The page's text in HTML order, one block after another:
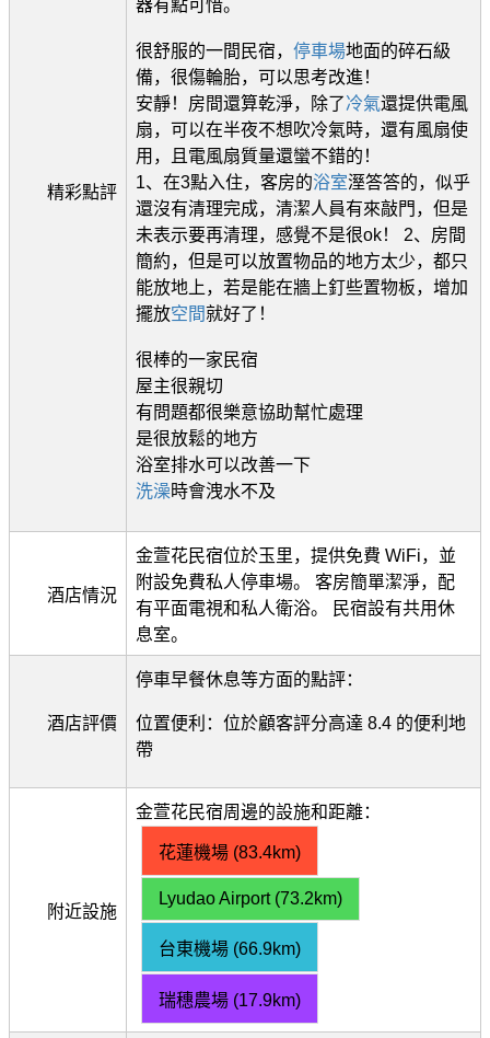
精彩點評
器有點可惜。
很舒服的一間民宿， 停車場地面的碎石級
備，很傷輪胎，可以思考改進！
安靜！房間還算乾淨，除了冷氣還提供電風
扇，可以在半夜不想吹冷氣時，還有風扇使
用，且電風扇質量還蠻不錯的！
1、在3點入住，客房的浴室溼答答的，似乎
還沒有清理完成，清潔人員有來敲門，但是
未表示要再清理，感覺不是很ok！ 2、房間
簡約，但是可以放置物品的地方太少，都只
能放地上，若是能在牆上釘些置物板，增加
擺放空間就好了！
很棒的一家民宿
屋主很親切
有問題都很樂意協助幫忙處理
是很放鬆的地方
浴室排水可以改善一下
洗澡時會洩水不及
酒店情況
金萱花民宿位於玉里，提供免費 WiFi，並
附設免費私人停車場。 客房簡單潔淨，配
有平面電視和私人衛浴。 民宿設有共用休
息室。
酒店評價
停車早餐休息等方面的點評：
位置便利：位於顧客評分高達 8.4 的便利地
帶
附近設施
金萱花民宿周邊的設施和距離：
花蓮機場 (83.4km)
Lyudao Airport (73.2km)
台東機場 (66.9km)
瑞穗農場 (17.9km)